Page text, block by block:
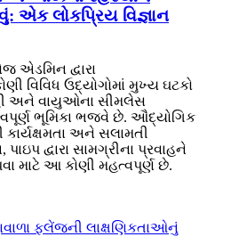
એક લોકપ્રિય વિજ્ઞાન
એડમિન દ્વારા
વિવિધ ઉદ્યોગોમાં મુખ્ય ઘટકો
અને વાયુઓના સીમલેસ
ભૂમિકા ભજવે છે. ઔદ્યોગિક
અને સલામતી
પાઇપ દ્વારા સામગ્રીના પ્રવાહને
માટે આ કોણી મહત્વપૂર્ણ છે.